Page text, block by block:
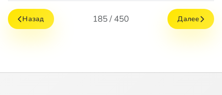
Назад 185 / 450 Далее